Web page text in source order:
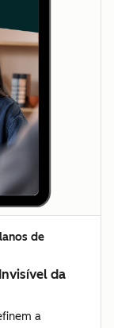
de
da
a